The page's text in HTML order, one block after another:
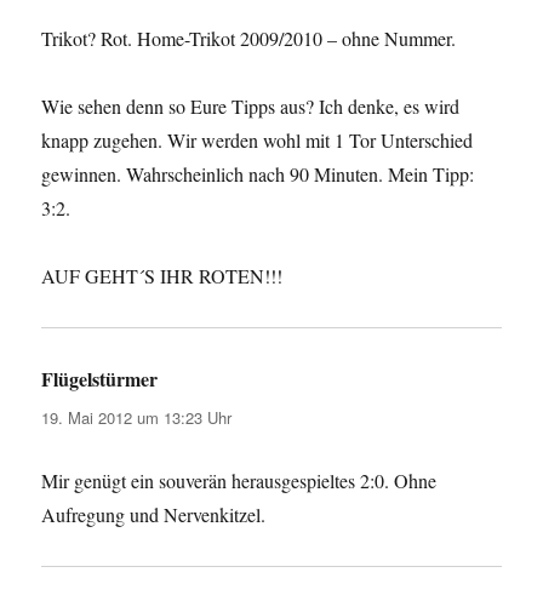
Trikot? Rot. Home-Trikot 2009/2010 – ohne Nummer.
Wie sehen denn so Eure Tipps aus? Ich denke, es wird
knapp zugehen. Wir werden wohl mit 1 Tor Unterschied
gewinnen. Wahrscheinlich nach 90 Minuten. Mein Tipp:
3:2.
AUF GEHT´S IHR ROTEN!!!
Flügelstürmer
19. Mai 2012 um 13:23 Uhr
Mir genügt ein souverän herausgespieltes 2:0. Ohne
Aufregung und Nervenkitzel.